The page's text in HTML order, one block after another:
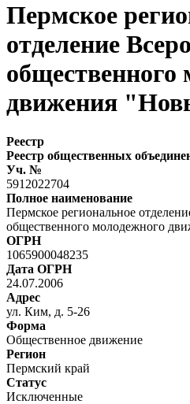
Пермское
отделение
общественного
движения
Реестр
Реестр общественных
Уч. №
5912022704
Полное наименование
Пермское региональное
общественного молодежного
ОГРН
1065900048235
Дата ОГРН
24.07.2006
Адрес
ул. Ким, д. 5-26
Форма
Общественное движение
Регион
Пермский край
Статус
Исключенные